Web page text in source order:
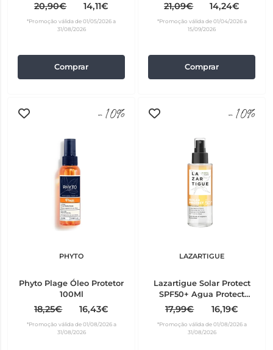
20,90€ 14,11€
*Promoção válida de 01/05/2026 a
31/08/2026
Comprar
21,09€ 14,24€
*Promoção válida de 01/04/2026 a
15/09/2026
Comprar
-10%
PHYTO
Phyto Plage Óleo Protetor
100Ml
18,25€ 16,43€
*Promoção válida de 01/08/2026 a
31/08/2026
-10%
LAZARTIGUE
Lazartigue Solar Protect
SPF50+ Agua Protect
100ml
17,99€ 16,19€
*Promoção válida de 01/08/2026 a
31/08/2026